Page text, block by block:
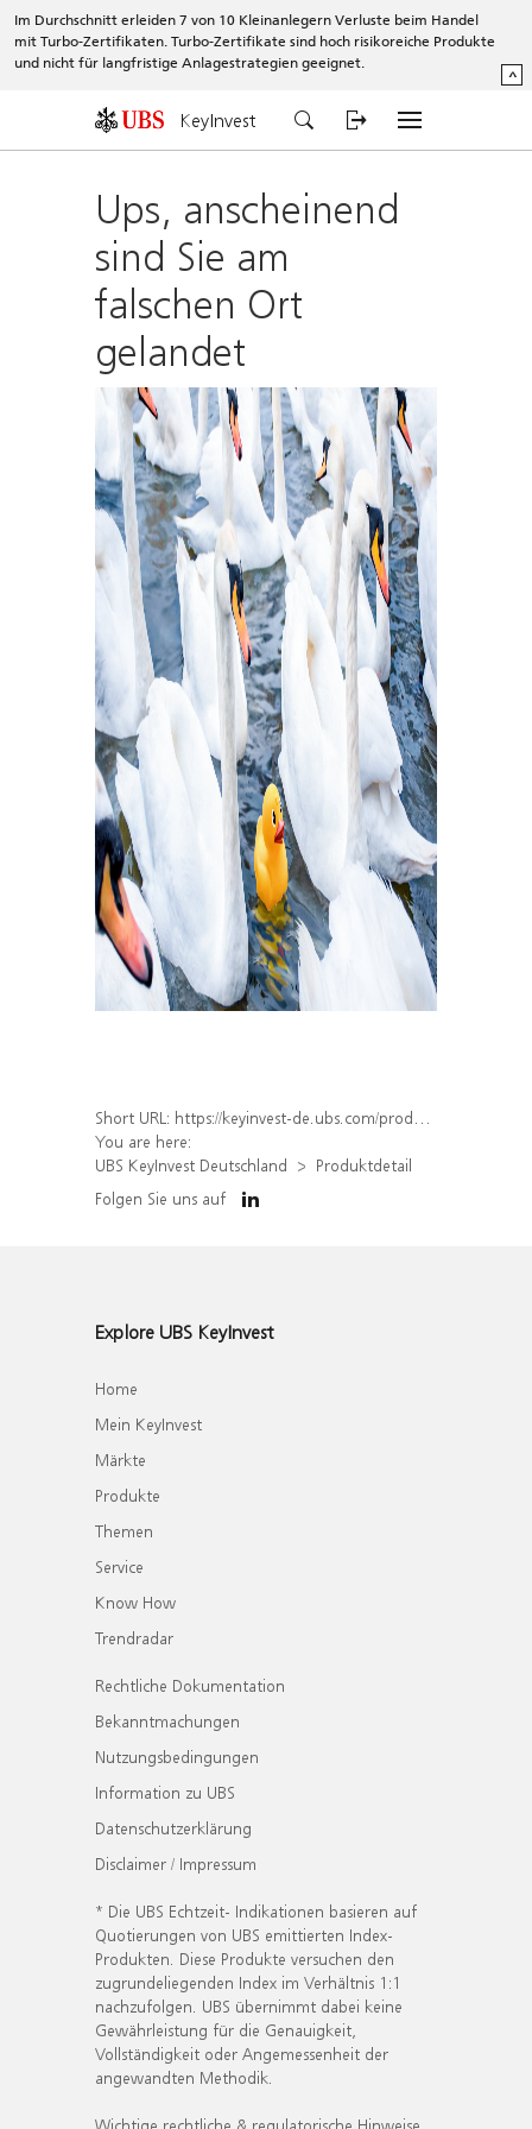
Im Durchschnitt erleiden 7 von 10 Kleinanlegern Verluste beim Handel
mit Turbo-Zertifikaten. Turbo-Zertifikate sind hoch risikoreiche Produkte
und nicht für langfristige Anlagestrategien geeignet.
^
KeyInvest
Ups, anscheinend
sind Sie am
falschen Ort
gelandet
Short URL: https://keyinvest-de.ubs.com/produkt/detail/index/isin/DE000WA74AV0
You are here:
UBS KeyInvest Deutschland
Produktdetail
Folgen Sie uns auf
Explore UBS KeyInvest
Home
Mein KeyInvest
Märkte
Produkte
Themen
Service
Know How
Trendradar
Rechtliche Dokumentation
Bekanntmachungen
Nutzungsbedingungen
Information zu UBS
Datenschutzerklärung
Disclaimer / Impressum
* Die UBS Echtzeit- Indikationen basieren auf
Quotierungen von UBS emittierten Index-
Produkten. Diese Produkte versuchen den
zugrundeliegenden Index im Verhältnis 1:1
nachzufolgen. UBS übernimmt dabei keine
Gewährleistung für die Genauigkeit,
Vollständigkeit oder Angemessenheit der
angewandten Methodik.